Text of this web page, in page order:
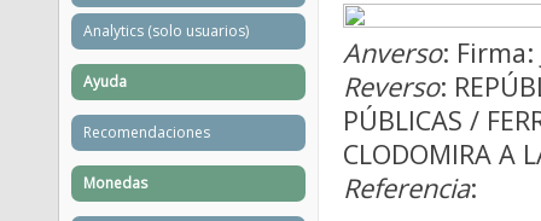
Anverso: Firma:
Reverso:
PÚBLICAS /
CLODOMIRA A
Referencia:
Analytics (solo usuarios)
Ayuda
Recomendaciones
Monedas